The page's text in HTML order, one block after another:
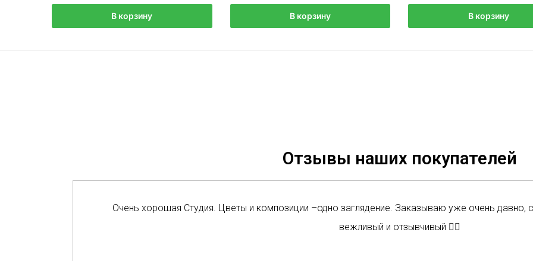
В корзину В корзину В корзину
Отзывы наших покупателей
Очень хорошая Студия. Цветы и композиции –одно заглядение. Заказываю уже очень давно,
вежливый и отзывчивый 👍🏼